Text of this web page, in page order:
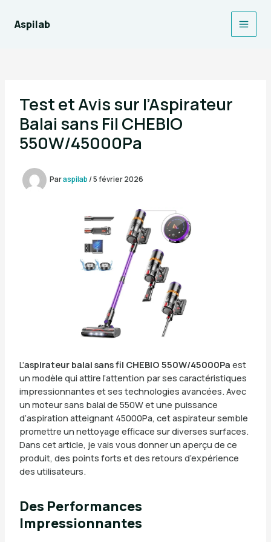
contenu
Aspilab
Main
Test et Avis sur l’Aspirateur
Balai sans Fil CHEBIO
550W/45000Pa
Paraspilab/5 février 2026
L’aspirateur balai sans fil CHEBIO 550W/45000Pa est
un modèle qui attire l’attention par ses caractéristiques
impressionnantes et ses technologies avancées. Avec
un moteur sans balai de 550W et une puissance
d’aspiration atteignant 45000Pa, cet aspirateur semble
promettre un nettoyage efficace sur diverses surfaces.
Dans cet article, je vais vous donner un aperçu de ce
produit, des points forts et des retours d’expérience
des utilisateurs.
Des Performances
Impressionnantes